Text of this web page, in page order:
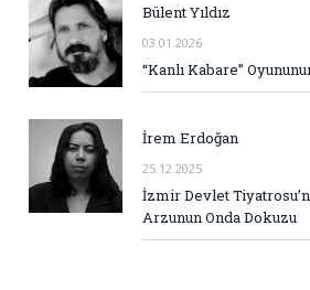
Bülent Yıldız
03.01.2026
“Kanlı Kabare”
İrem Erdoğan
25.12.2025
İzmir Devlet
Arzunun Onda Dokuzu